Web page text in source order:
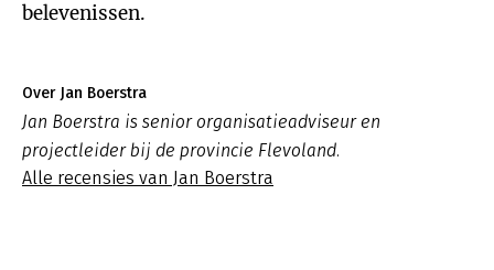
belevenissen.
Over Jan Boerstra
Jan Boerstra is senior organisatieadviseur en
projectleider bij de provincie Flevoland.
Alle recensies van Jan Boerstra